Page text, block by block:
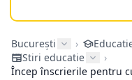
București ›
Stiri educatie
›